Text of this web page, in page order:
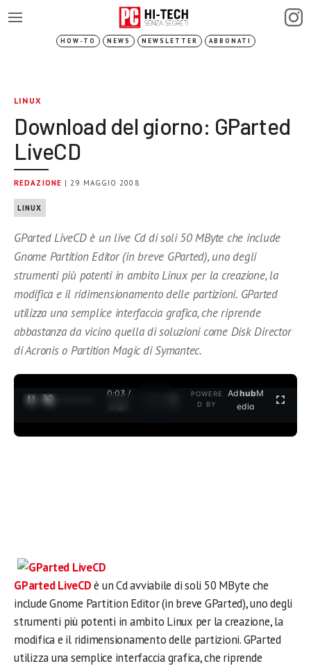
HOW-TO NEWS NEWSLETTER ABBONATI
LINUX
Download del giorno: GParted
LiveCD
REDAZIONE | 29 MAGGIO 2008
LINUX
GParted LiveCD è un live Cd di soli 50 MByte che include
Gnome Partition Editor (in breve GParted), uno degli
strumenti più potenti in ambito Linux per la creazione, la
modifica e il ridimensionamento delle partizioni. GParted
utilizza una semplice interfaccia grafica, che riprende
abbastanza da vicino quella di soluzioni come Disk Director
di Acronis o Partition Magic di Symantec.
0:03 /
3:37
POWERE
D BY
AdhubM
edia
GParted LiveCDè un Cd avviabile di soli 50 MByte che
include Gnome Partition Editor (in breve GParted), uno degli
strumenti più potenti in ambito Linux per la creazione, la
modifica e il ridimensionamento delle partizioni. GParted
utilizza una semplice interfaccia grafica, che riprende